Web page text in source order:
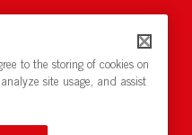
to the storing of cookies on
site usage, and assist